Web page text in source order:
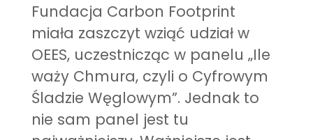
Fundacja Carbon Footprint
miała zaszczyt wziąć udział w
OEES, uczestnicząc w panelu „Ile
waży Chmura, czyli o Cyfrowym
Śladzie Węglowym”. Jednak to
nie sam panel jest tu